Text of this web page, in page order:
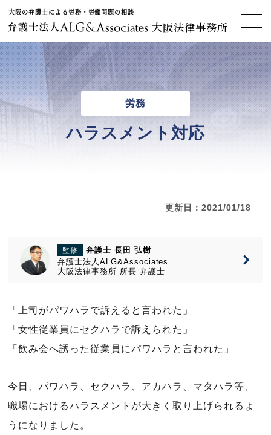
大阪の弁護士による労務・労働問題の相談
大阪法律事務所
労務
ハラスメント対応
更新日：2021/01/18
監修
弁護士 長田 弘樹
弁護士法人ALG&Associates
大阪法律事務所 所長 弁護士
「上司がパワハラで訴えると言われた」
「女性従業員にセクハラで訴えられた」
「飲み会へ誘った従業員にパワハラと言われた」
今日、パワハラ、セクハラ、アカハラ、マタハラ等、
職場におけるハラスメントが大きく取り上げられるよ
うになりました。